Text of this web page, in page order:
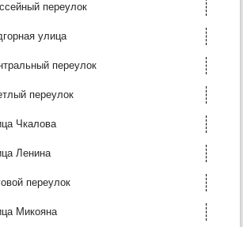
переулок
улица
переулок
переулок
Чкалова
Ленина
переулок
Микояна